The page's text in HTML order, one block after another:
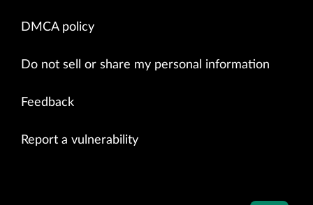
DMCA policy
Do not sell or share my personal information
Feedback
Report a vulnerability